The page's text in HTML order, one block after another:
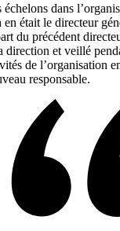
dans
était le directeur
du précédent
direction et veillé
de l’organisation
responsable.